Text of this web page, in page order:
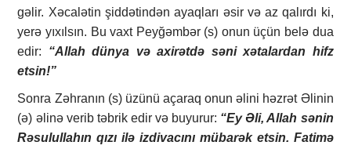
gəlir. Xəcalətin şiddətindən ayaqları əsir və az qalırdı ki,
yerə yıxılsın. Bu vaxt Peyğəmbər (s) onun üçün belə dua
edir: “Allah dünya və axirətdə səni xətalardan hifz
etsin!”
Sonra Zəhranın (s) üzünü açaraq onun əlini həzrət Əlinin
(ə) əlinə verib təbrik edir və buyurur: “Ey Əli, Allah sənin
Rəsulullahın qızı ilə izdivacını mübarək etsin. Fatimə